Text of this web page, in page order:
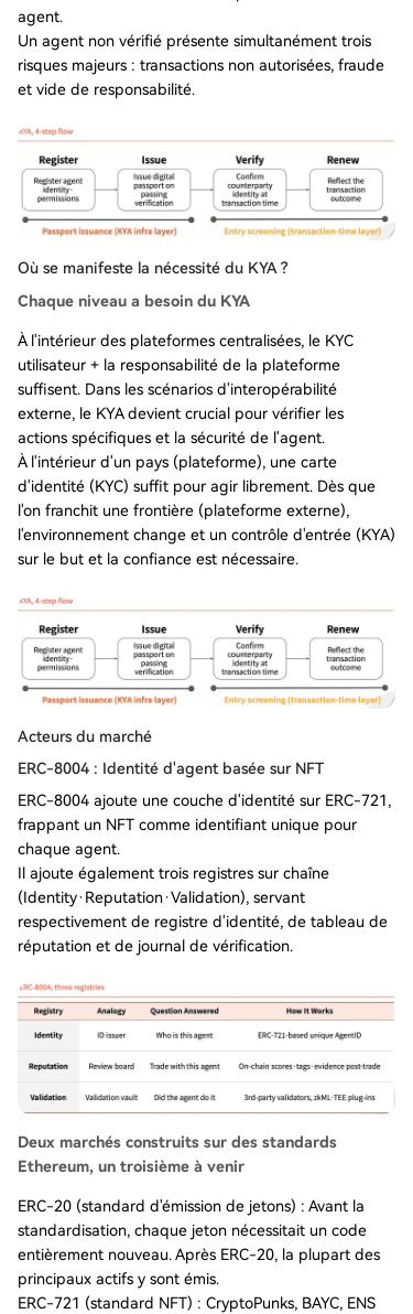
agent.
Un agent non vérifié présente simultanément trois
risques majeurs : transactions non autorisées, fraude
et vide de responsabilité.
Où se manifeste la nécessité du KYA ?
Chaque niveau a besoin du KYA
À l'intérieur des plateformes centralisées, le KYC
utilisateur + la responsabilité de la plateforme
suffisent. Dans les scénarios d'interopérabilité
externe, le KYA devient crucial pour vérifier les
actions spécifiques et la sécurité de l'agent.
À l'intérieur d'un pays (plateforme), une carte
d'identité (KYC) suffit pour agir librement. Dès que
l'on franchit une frontière (plateforme externe),
l'environnement change et un contrôle d'entrée (KYA)
sur le but et la confiance est nécessaire.
Acteurs du marché
ERC-8004 : Identité d'agent basée sur NFT
ERC-8004 ajoute une couche d'identité sur ERC-721,
frappant un NFT comme identifiant unique pour
chaque agent.
Il ajoute également trois registres sur chaîne
(Identity·Reputation·Validation), servant
respectivement de registre d'identité, de tableau de
réputation et de journal de vérification.
Deux marchés construits sur des standards
Ethereum, un troisième à venir
ERC-20 (standard d'émission de jetons) : Avant la
standardisation, chaque jeton nécessitait un code
entièrement nouveau. Après ERC-20, la plupart des
principaux actifs y sont émis.
ERC-721 (standard NFT) : CryptoPunks, BAYC, ENS